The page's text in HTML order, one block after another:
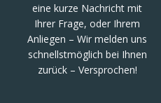
eine kurze Nachricht mit
Ihrer Frage, oder Ihrem
Anliegen – Wir melden uns
schnellstmöglich bei Ihnen
zurück – Versprochen!